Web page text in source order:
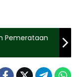
Pemerataan